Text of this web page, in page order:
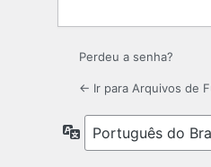
Perdeu a senha?
← Ir para Arquivos de
Idioma